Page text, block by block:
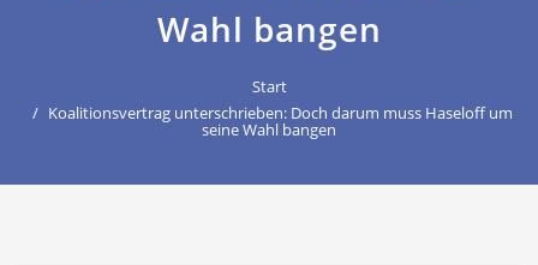
Wahl bangen
Start
Koalitionsvertrag unterschrieben: Doch darum muss Haseloff um
seine Wahl bangen